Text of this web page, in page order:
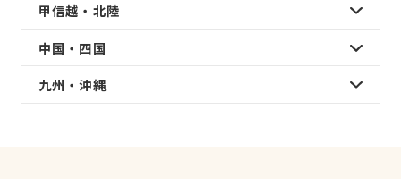
甲信越・北陸
中国・四国
九州・沖縄